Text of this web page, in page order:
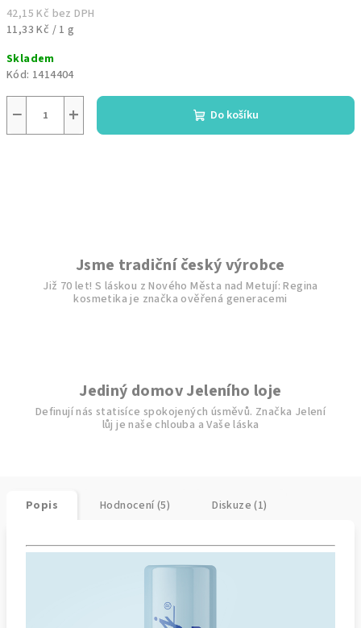
42,15 Kč bez DPH
Měrná
11,33 Kč / 1 g
Skladem
Kód: 1414404
+
− Do košíku
Jsme tradiční český výrobce
Již 70 let! S láskou z Nového Města nad Metují: Regina
kosmetika je značka ověřená generacemi
Jediný domov Jeleního loje
Definují nás statisíce spokojených úsměvů. Značka Jelení
lůj je naše chlouba a Vaše láska
Popis Hodnocení (5) Diskuze (1)